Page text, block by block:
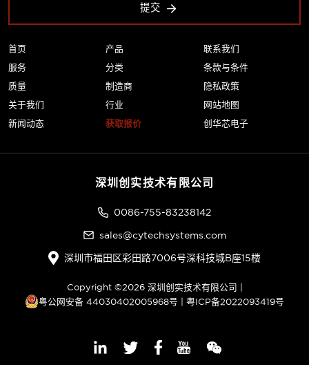
首页
服务
质量
关于我们
新闻动态
产品
分类
制造商
行业
获取报价
联系我们
条款与条件
隐私政策
网站地图
创华芯电子
提交
深圳创实技术有限公司
0086-755-83238142
sales@cytechsystems.com
深圳市福田区彩田路7006号深科技城B座15楼
Copyright ©2026 深圳创实技术有限公司 |
粤公网安备 44030402005968号 | 粤ICP备2022093419号